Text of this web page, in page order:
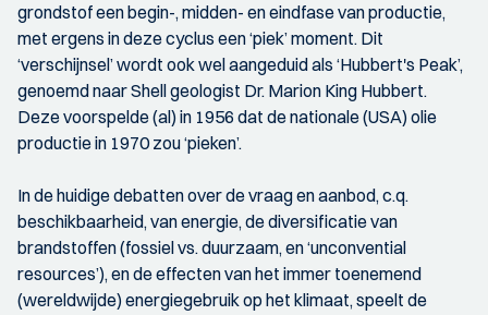
grondstof een begin-, midden- en eindfase van productie,
met ergens in deze cyclus een ‘piek’ moment. Dit
‘verschijnsel’ wordt ook wel aangeduid als ‘Hubbert's Peak’,
genoemd naar Shell geologist Dr. Marion King Hubbert.
Deze voorspelde (al) in 1956 dat de nationale (USA) olie
productie in 1970 zou ‘pieken’.
In de huidige debatten over de vraag en aanbod, c.q.
beschikbaarheid, van energie, de diversificatie van
brandstoffen (fossiel vs. duurzaam, en ‘unconvential
resources’), en de effecten van het immer toenemend
(wereldwijde) energiegebruik op het klimaat, speelt de